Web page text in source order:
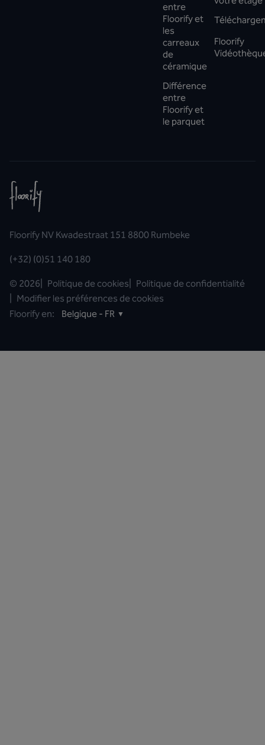
entre
Floorify et
les
carreaux
de
céramique
Différence
entre
Floorify et
le parquet
Floorify
Floorify NV Kwadestraat 151 8800 Rumbeke
(+32) (0)51 140 180
© 2026 Politique de cookies
Politique de confidentialité
Modifier les préférences de cookies
Floorify en:
Belgique - FR ▼